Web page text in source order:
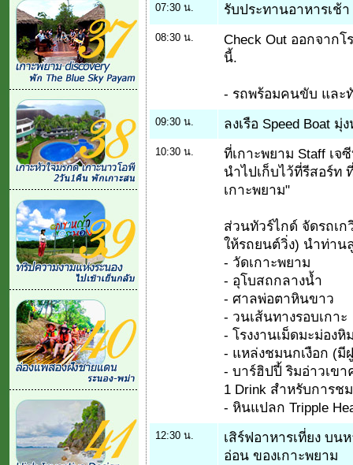
07:30 น. รับประทานอาหารเช้า
08:30 น.
Check Out ออกจาก
นี้.
- รถพร้อมคนขับ และ
09:30 น. ลงเรือ Speed Boat มุ่
10:30 น.
ที่เกาะพยาม Staff เจ
นำไปเก็บไว้ที่รีสอร์
เกาะพยาม"
ส่วนทัวร์ไกด์ จัดรถเ
ให้รถยนต์วิ่ง) นำท่าน
- วัดเกาะพยาม
- อุโบสถกลางน้ำ
- ศาลพ่อตาหินขาว
- วนเส้นทางรอบเกาะ
- โรงงานเม็ดมะม่องหิ
- แหล่งชมนกเงือก (มี
- บาร์ฮิปปี้ ริมอ่าวเข
1 Drink สำหรับการช
- หินแปลก Tripple
12:30 น.
เสิร์ฟอาหารเที่ยง บน
อ่อน ของเกาะพยาม